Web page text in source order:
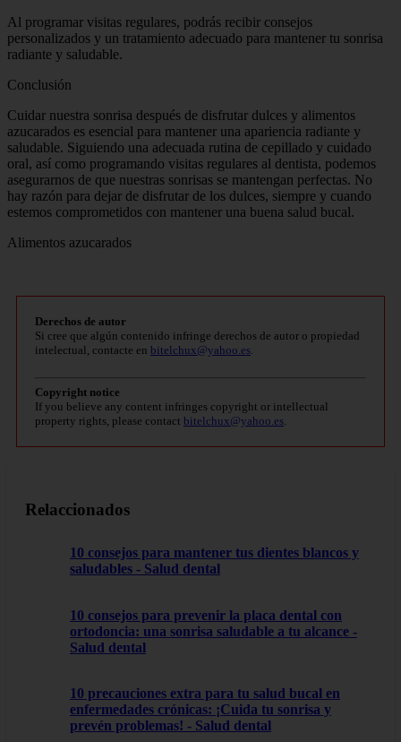
Al programar visitas regulares, podrás recibir consejos
personalizados y un tratamiento adecuado para mantener tu sonrisa
radiante y saludable.
Conclusión
Cuidar nuestra sonrisa después de disfrutar dulces y alimentos
azucarados es esencial para mantener una apariencia radiante y
saludable. Siguiendo una adecuada rutina de cepillado y cuidado
oral, así como programando visitas regulares al dentista, podemos
asegurarnos de que nuestras sonrisas se mantengan perfectas. No
hay razón para dejar de disfrutar de los dulces, siempre y cuando
estemos comprometidos con mantener una buena salud bucal.
Alimentos azucarados
Derechos de autor
Si cree que algún contenido infringe derechos de autor o propiedad
intelectual, contacte en bitelchux@yahoo.es
Copyright notice
If you believe any content infringes copyright or intellectual
property rights, please contact bitelchux@yahoo.es
Relaccionados
10 consejos para mantener tus dientes blancos y
saludables - Salud dental
10 consejos para prevenir la placa dental con
ortodoncia: una sonrisa saludable a tu alcance -
Salud dental
10 precauciones extra para tu salud bucal en
enfermedades crónicas: ¡Cuida tu sonrisa y
prevén problemas! - Salud dental